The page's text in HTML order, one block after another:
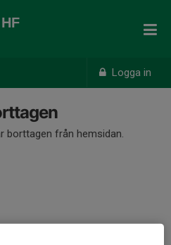
Logga in
borttagen från hemsidan.